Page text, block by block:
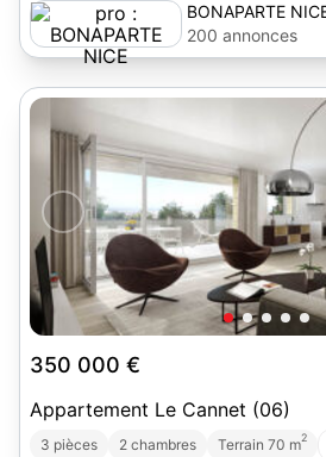
BONAPARTE
200 annonces
350 000 €
Appartement Le Cannet (06)
3 pièces 2 chambres Terrain 70 m2